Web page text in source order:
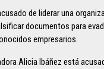
de liderar una
documentos para
empresarios.
Alicia Ibáñez está